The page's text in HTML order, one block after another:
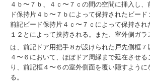
４ｂ〜７ｂ、４ｃ〜７ｃの間の空間に挿入し、
ド保持片４ｂ〜７ｂによって保持されたビード
前記ビード保持片４ｃ〜７ｃによって保持され
１２とによって挟持される。また、室外側ガラ
は、前記ドア用把手８が設けられた戸先側框７
４〜６において、ほぼドア周縁まで延在させる
り、前記框４〜６の室外側面を覆い隠すように
る。